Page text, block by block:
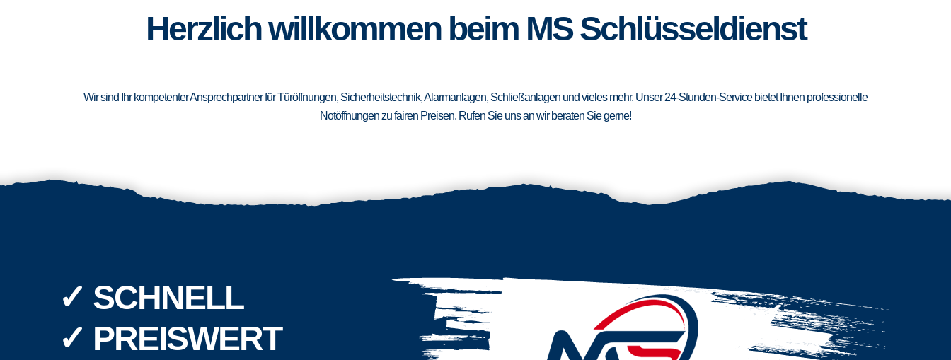
Herzlich willkommen beim MS Schlüsseldienst
Wir sind Ihr kompetenter Ansprechpartner für Türöffnungen, Sicherheitstechnik, Alarmanlagen, Schließanlagen und vieles mehr. Unser 24-Stunden-Service bietet Ihnen professionelle
Notöffnungen zu fairen Preisen. Rufen Sie uns an wir beraten Sie gerne!
✓ SCHNELL
✓ PREISWERT